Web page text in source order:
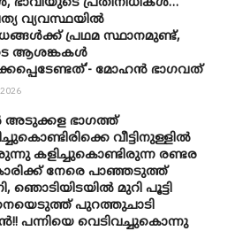
വ്യവസ്ഥയിൽ
പ്രഥമ സ്ഥാനമുണ്ട്,
ആശങ്കകൾ
മോഹൻ ഭാ​ഗവത്
2026
അ‌ടുക്കള ഭാ​ഗത്ത്
വീട്ടിനുള്ളിൽ
കളിച്ചുകൊണ്ടിരുന്ന രണ്ടര
നേരെ പാഞ്ഞടുത്ത്
‍ഞൊടിയി‌ടയിൽ മുറി പൂട്ടി
പുറത്തുചാടി
പന്നിയെ വെടിവച്ചുകൊന്നു